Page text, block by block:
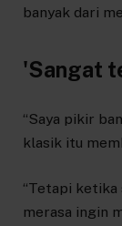
banyak dari
'Sangat
“Saya pikir
klasik itu
“Tetapi ketika
merasa ingin